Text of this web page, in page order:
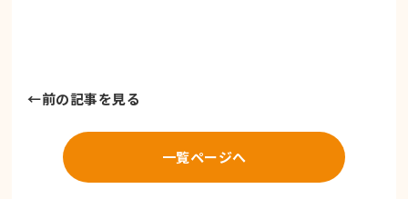
←前の記事を見る
一覧ページへ